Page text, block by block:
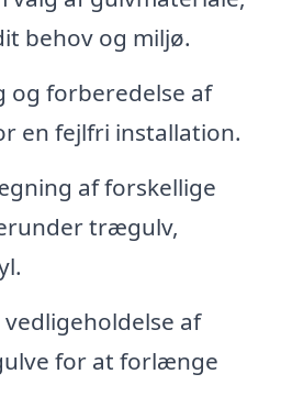
behov og miljø.
og forberedelse af
en fejlfri installation.
af forskellige
trægulv,
af
for at forlænge